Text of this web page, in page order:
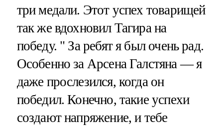
три медали. Этот успех товарищей
так же вдохновил Тагира на
победу. " За ребят я был очень рад.
Особенно за Арсена Галстяна — я
даже прослезился, когда он
победил. Конечно, такие успехи
создают напряжение, и тебе